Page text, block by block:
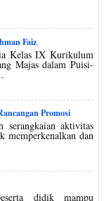
Faiz
Kelas IX Kurikulum
Majas dalam Puisi-
Promosi
serangkaian aktivitas
memperkenalkan dan
didik mampu